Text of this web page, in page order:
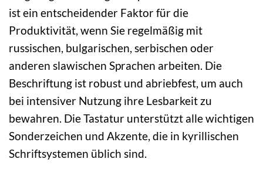
ist ein entscheidender Faktor für die
Produktivität, wenn Sie regelmäßig mit
russischen, bulgarischen, serbischen oder
anderen slawischen Sprachen arbeiten. Die
Beschriftung ist robust und abriebfest, um auch
bei intensiver Nutzung ihre Lesbarkeit zu
bewahren. Die Tastatur unterstützt alle wichtigen
Sonderzeichen und Akzente, die in kyrillischen
Schriftsystemen üblich sind.